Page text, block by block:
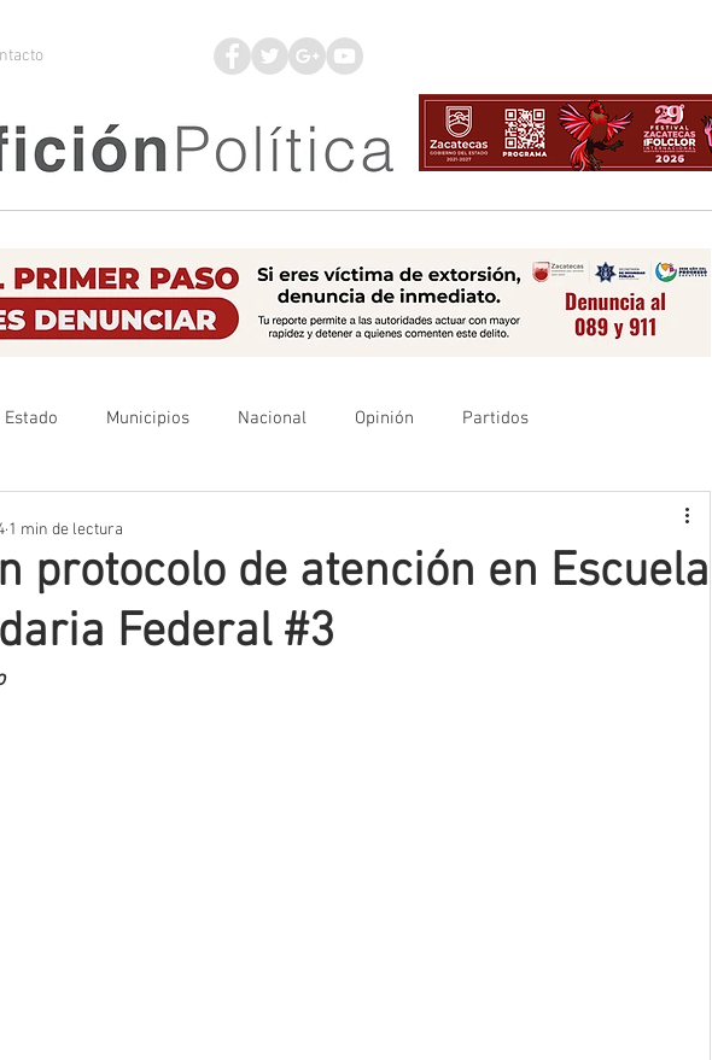
Estado Municipios Nacional Opinión Partidos
protocolo de atención en Escuela
Federal #3
1 min de lectura